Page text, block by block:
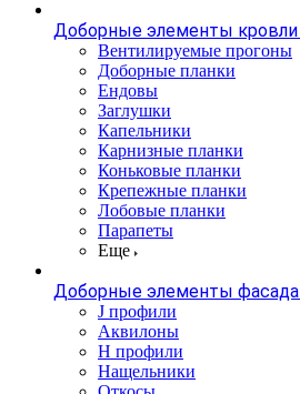
Доборные элементы кровли
Вентилируемые прогоны
Доборные планки
Ендовы
Заглушки
Капельники
Карнизные планки
Коньковые планки
Крепежные планки
Лобовые планки
Парапеты
Еще
Доборные элементы фасада
J профили
Аквилоны
Н профили
Нащельники